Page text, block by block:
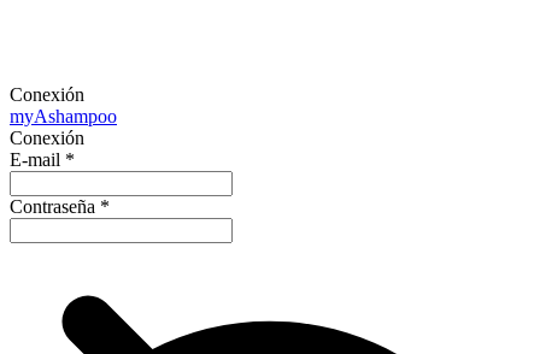
Conexión
myAshampoo
Conexión
E-mail *
Contraseña *